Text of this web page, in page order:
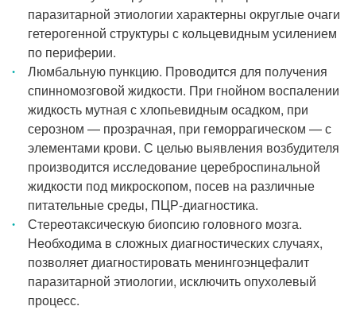
паразитарной этиологии характерны округлые очаги
гетерогенной структуры с кольцевидным усилением
по периферии.
Люмбальную пункцию. Проводится для получения
спинномозговой жидкости. При гнойном воспалении
жидкость мутная с хлопьевидным осадком, при
серозном — прозрачная, при геморрагическом — с
элементами крови. С целью выявления возбудителя
производится исследование цереброспинальной
жидкости под микроскопом, посев на различные
питательные среды, ПЦР-диагностика.
Стереотаксическую биопсию головного мозга.
Необходима в сложных диагностических случаях,
позволяет диагностировать менингоэнцефалит
паразитарной этиологии, исключить опухолевый
процесс.